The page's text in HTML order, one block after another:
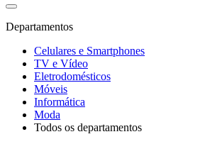
Departamentos
Celulares e Smartphones
TV e Vídeo
Eletrodomésticos
Móveis
Informática
Moda
Todos os departamentos